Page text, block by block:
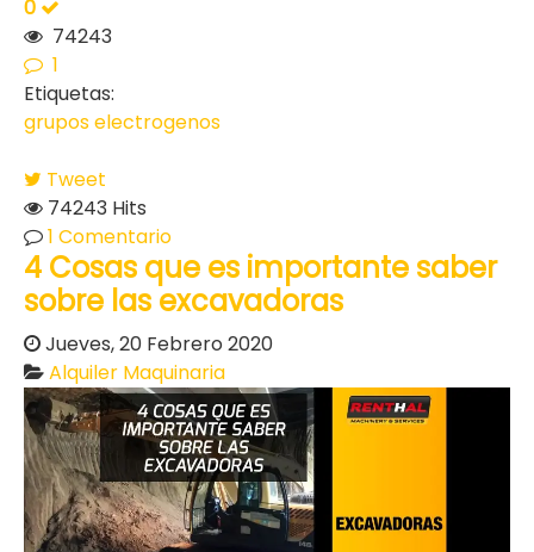
0
74243
1
Etiquetas:
grupos electrogenos
Tweet
74243 Hits
1 Comentario
4 Cosas que es importante saber
sobre las excavadoras
Jueves, 20 Febrero 2020
Alquiler Maquinaria